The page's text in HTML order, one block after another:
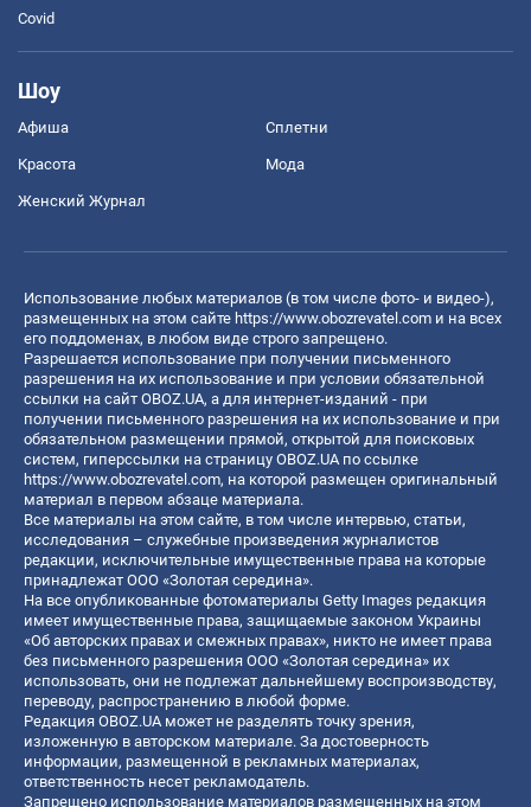
Covid
Шоу
Афиша Сплетни
Красота Мода
Женский Журнал
Использование любых материалов (в том числе фото- и видео-),
размещенных на этом сайте https://www.obozrevatel.com и на всех
его поддоменах, в любом виде строго запрещено.
Разрешается использование при получении письменного
разрешения на их использование и при условии обязательной
ссылки на сайт OBOZ.UA, а для интернет-изданий - при
получении письменного разрешения на их использование и при
обязательном размещении прямой, открытой для поисковых
систем, гиперссылки на страницу OBOZ.UA по ссылке
https://www.obozrevatel.com, на которой размещен оригинальный
материал в первом абзаце материала.
Все материалы на этом сайте, в том числе интервью, статьи,
исследования – служебные произведения журналистов
редакции, исключительные имущественные права на которые
принадлежат ООО «Золотая середина».
На все опубликованные фотоматериалы Getty Images редакция
имеет имущественные права, защищаемые законом Украины
«Об авторских правах и смежных правах», никто не имеет права
без письменного разрешения ООО «Золотая середина» их
использовать, они не подлежат дальнейшему воспроизводству,
переводу, распространению в любой форме.
Редакция OBOZ.UA может не разделять точку зрения,
изложенную в авторском материале. За достоверность
информации, размещенной в рекламных материалах,
ответственность несет рекламодатель.
Запрещено использование материалов размещенных на этом